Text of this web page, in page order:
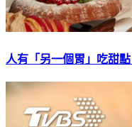
人有「另一個胃」吃甜